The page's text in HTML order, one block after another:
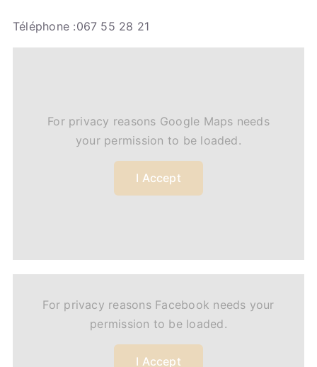
Téléphone :067 55 28 21
For privacy reasons Google Maps needs
your permission to be loaded.
I Accept
For privacy reasons Facebook needs your
permission to be loaded.
I Accept